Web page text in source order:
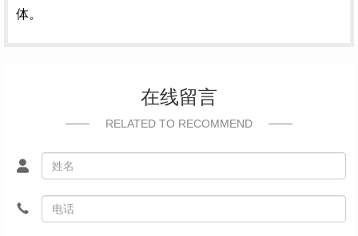
体。
在线留言
RELATED TO RECOMMEND